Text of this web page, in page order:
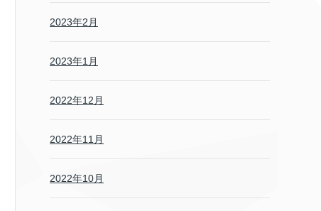
2023年2月
2023年1月
2022年12月
2022年11月
2022年10月